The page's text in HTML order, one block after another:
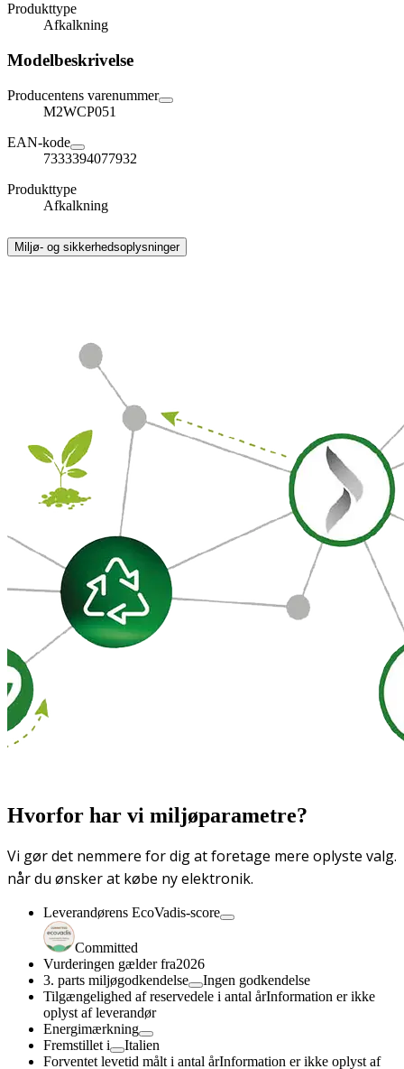
Produkttype
Afkalkning
Modelbeskrivelse
Producentens varenummer
M2WCP051
EAN-kode
7333394077932
Produkttype
Afkalkning
Miljø- og sikkerhedsoplysninger
Hvorfor har vi miljøparametre?
Vi gør det nemmere for dig at foretage mere oplyste valg.
når du ønsker at købe ny elektronik.
Leverandørens EcoVadis-score
Committed
Vurderingen gælder fra2026
3. parts miljøgodkendelse
Ingen godkendelse
Tilgængelighed af reservedele i antal årInformation er ikke
oplyst af leverandør
Energimærkning
Fremstillet i
Italien
Forventet levetid målt i antal årInformation er ikke oplyst af